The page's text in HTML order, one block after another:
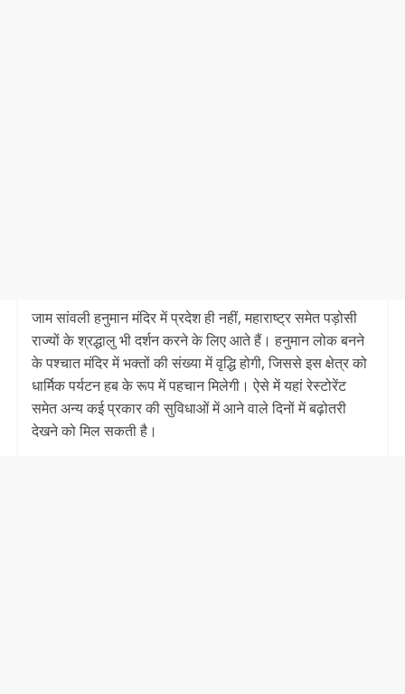
जाम सांवली हनुमान मंदिर में प्रदेश ही नहीं, महाराष्ट्र समेत पड़ोसी
राज्यों के श्रद्धालु भी दर्शन करने के लिए आते हैं। हनुमान लोक बनने
के पश्चात मंदिर में भक्तों की संख्या में वृद्धि होगी, जिससे इस क्षेत्र को
धार्मिक पर्यटन हब के रूप में पहचान मिलेगी। ऐसे में यहां रेस्टोरेंट
समेत अन्य कई प्रकार की सुविधाओं में आने वाले दिनों में बढ़ोतरी
देखने को मिल सकती है।